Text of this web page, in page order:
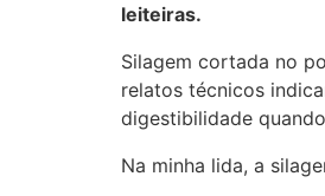
leiteiras.
Silagem cortada no
relatos técnicos
digestibilidade
Na minha lida, a